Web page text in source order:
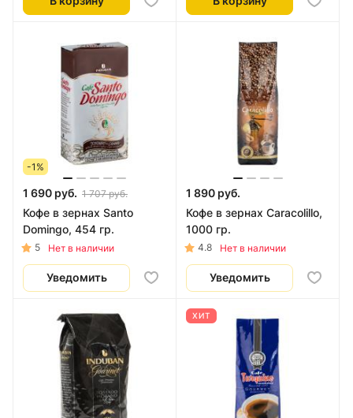
-1%
1 690 руб. 1 707 руб.
Кофе в зернах Santo
Domingo, 454 гр.
5 Нет в наличии
Уведомить
1 890 руб.
Кофе в зернах Caracolillo,
1000 гр.
4.8 Нет в наличии
Уведомить
ХИТ